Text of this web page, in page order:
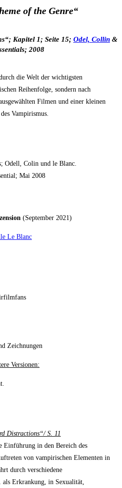
of the Genre“
Kapitel 1; Seite 15; Odel, Collin &
2008
die Welt der wichtigsten
Reihenfolge, sondern nach
Filmen und einer kleinen
Vampirismus.
Odell, Colin und le Blanc.
Mai 2008
(September 2021)
Le Blanc
Zeichnungen
Versionen:
Distractions“/ S. 11
Einführung in den Bereich des
von vampirischen Elementen in
durch verschiedene
Erkrankung, in Sexualität,